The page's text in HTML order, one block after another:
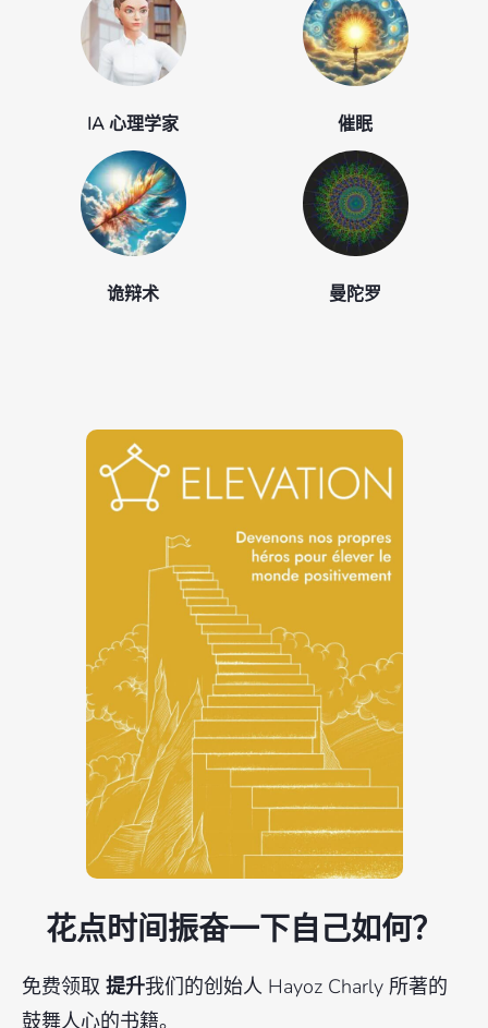
IA 心理学家 催眠
诡辩术 曼陀罗
花点时间振奋一下自己如何？
免费领取 提升我们的创始人 Hayoz Charly 所著的
鼓舞人心的书籍。